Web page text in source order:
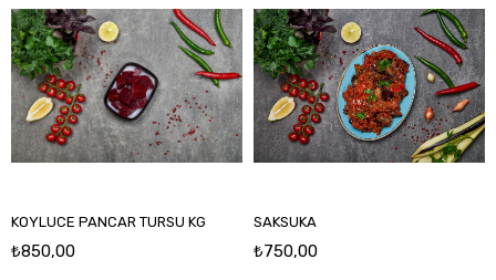
KOYLUCE PANCAR TURSU KG
₺850,00
SAKSUKA
₺750,00